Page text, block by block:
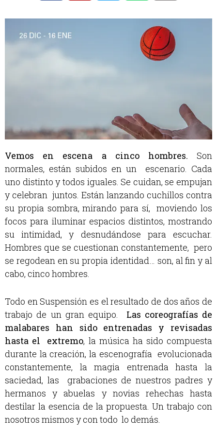
Vemos en escena a cinco hombres. Son
normales, están subidos en un escenario. Cada
uno distinto y todos iguales. Se cuidan, se empujan
y celebran juntos. Están lanzando cuchillos contra
su propia sombra, mirando para sí, moviendo los
focos para iluminar espacios distintos, mostrando
su intimidad, y desnudándose para escuchar.
Hombres que se cuestionan constantemente, pero
se regodean en su propia identidad… son, al fin y al
cabo, cinco hombres.
Todo en Suspensión es el resultado de dos años de
trabajo de un gran equipo. Las coreografías de
malabares han sido entrenadas y revisadas
hasta el extremo, la música ha sido compuesta
durante la creación, la escenografía evolucionada
constantemente, la magia entrenada hasta la
saciedad, las grabaciones de nuestros padres y
hermanos y abuelas y novias rehechas hasta
destilar la esencia de la propuesta. Un trabajo con
nosotros mismos y con todo lo demás.